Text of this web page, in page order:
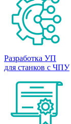
Разработка УП
для станков с ЧПУ